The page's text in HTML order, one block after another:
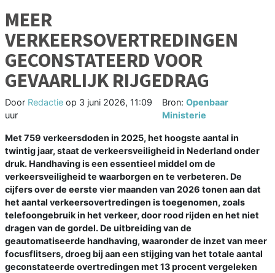
MEER
VERKEERSOVERTREDINGEN
GECONSTATEERD VOOR
GEVAARLIJK RIJGEDRAG
Door Redactie op 3 juni 2026, 11:09
uur
Bron: Openbaar
Ministerie
Met 759 verkeersdoden in 2025, het hoogste aantal in
twintig jaar, staat de verkeersveiligheid in Nederland onder
druk. Handhaving is een essentieel middel om de
verkeersveiligheid te waarborgen en te verbeteren. De
cijfers over de eerste vier maanden van 2026 tonen aan dat
het aantal verkeersovertredingen is toegenomen, zoals
telefoongebruik in het verkeer, door rood rijden en het niet
dragen van de gordel. De uitbreiding van de
geautomatiseerde handhaving, waaronder de inzet van meer
focusflitsers, droeg bij aan een stijging van het totale aantal
geconstateerde overtredingen met 13 procent vergeleken